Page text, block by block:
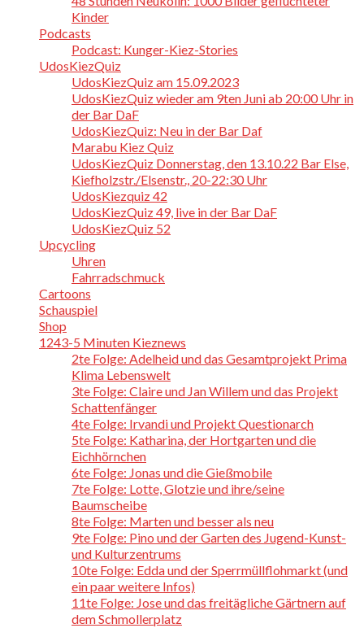
Kinder
Podcasts
Podcast: Kunger-Kiez-Stories
UdosKiezQuiz
UdosKiezQuiz am 15.09.2023
UdosKiezQuiz wieder am 9ten Juni ab 20:00 Uhr in
der Bar DaF
UdosKiezQuiz: Neu in der Bar Daf
Marabu Kiez Quiz
UdosKiezQuiz Donnerstag, den 13.10.22 Bar Else,
Kiefholzstr./Elsenstr., 20-22:30 Uhr
UdosKiezquiz 42
UdosKiezQuiz 49, live in der Bar DaF
UdosKiezQuiz 52
Upcycling
Uhren
Fahrradschmuck
Cartoons
Schauspiel
Shop
1243-5 Minuten Kieznews
2te Folge: Adelheid und das Gesamtprojekt Prima
Klima Lebenswelt
3te Folge: Claire und Jan Willem und das Projekt
Schattenfänger
4te Folge: Irvandi und Projekt Questionarch
5te Folge: Katharina, der Hortgarten und die
Eichhörnchen
6te Folge: Jonas und die Gießmobile
7te Folge: Lotte, Glotzie und ihre/seine
Baumscheibe
8te Folge: Marten und besser als neu
9te Folge: Pino und der Garten des Jugend-Kunst-
und Kulturzentrums
10te Folge: Edda und der Sperrmüllflohmarkt (und
ein paar weitere Infos)
11te Folge: Jose und das freitägliche Gärtnern auf
dem Schmollerplatz